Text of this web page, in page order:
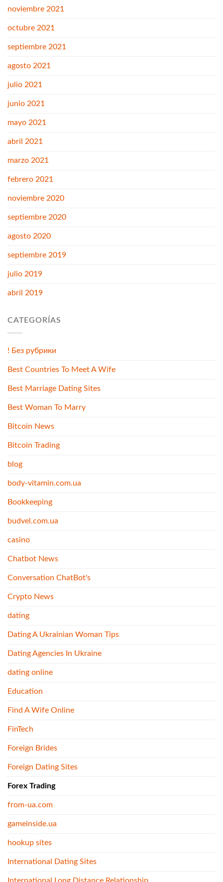
noviembre 2021
octubre 2021
septiembre 2021
agosto 2021
julio 2021
junio 2021
mayo 2021
abril 2021
marzo 2021
febrero 2021
noviembre 2020
septiembre 2020
agosto 2020
septiembre 2019
julio 2019
abril 2019
CATEGORÍAS
! Без рубрики
Best Countries To Meet A Wife
Best Marriage Dating Sites
Best Woman To Marry
Bitcoin News
Bitcoin Trading
blog
body-vitamin.com.ua
Bookkeeping
budvel.com.ua
casino
Chatbot News
Conversation ChatBot's
Crypto News
dating
Dating A Ukrainian Woman Tips
Dating Agencies In Ukraine
dating online
Education
Find A Wife Online
FinTech
Foreign Brides
Foreign Dating Sites
Forex Trading
from-ua.com
gameinside.ua
hookup sites
International Dating Sites